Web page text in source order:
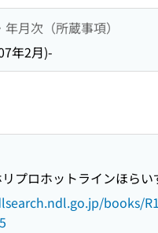
月次（所蔵事項）
年2月)-
プロホットラインほらい
books/